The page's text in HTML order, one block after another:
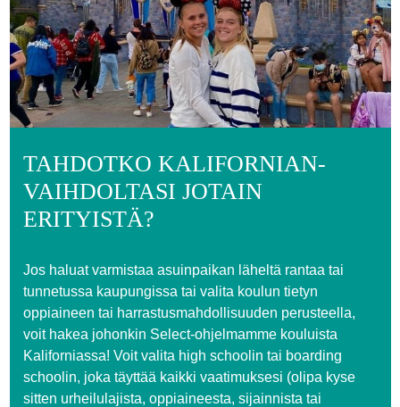
TAHDOTKO KALIFORNIAN-
VAIHDOLTASI JOTAIN
ERITYISTÄ?
Jos haluat varmistaa asuinpaikan läheltä rantaa tai
tunnetussa kaupungissa tai valita koulun tietyn
oppiaineen tai harrastusmahdollisuuden perusteella,
voit hakea johonkin Select-ohjelmamme kouluista
Kaliforniassa! Voit valita high schoolin tai boarding
schoolin, joka täyttää kaikki vaatimuksesi (olipa kyse
sitten urheilulajista, oppiaineesta, sijainnista tai